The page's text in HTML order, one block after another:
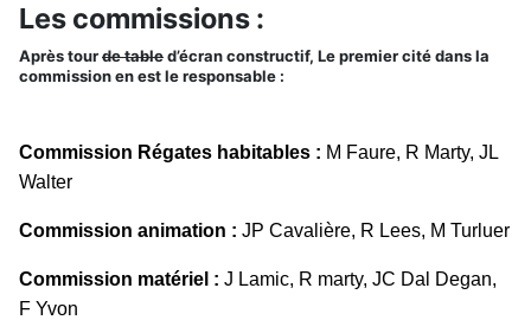
Les commissions :
Après tourde tabled’écran constructif, Le premier cité dans la
commission en est le responsable :
Commission Régates habitables : M Faure, R Marty, JL
Walter
Commission animation : JP Cavalière, R Lees, M Turluer
Commission matériel : J Lamic, R marty, JC Dal Degan,
F Yvon